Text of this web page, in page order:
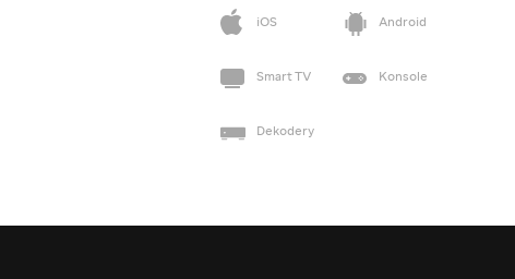
iOS
Android
Smart TV Konsole
Dekodery